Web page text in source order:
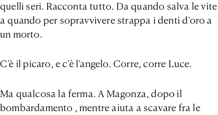
quelli seri. Racconta tutto. Da quando salva le vite
a quando per sopravvivere strappa i denti d’oro a
un morto.
C’è il picaro, e c’è l’angelo. Corre, corre Luce.
Ma qualcosa la ferma. A Magonza, dopo il
bombardamento , mentre aiuta a scavare fra le